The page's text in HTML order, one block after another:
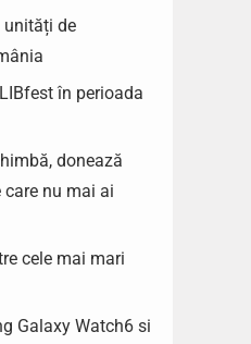
unități de
în perioada
donează
nu mai ai
cele mai mari
Galaxy Watch6 si